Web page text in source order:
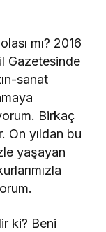
mı? 2016
Gazetesinde
sanat
Birkaç
On yıldan bu
yaşayan
ki? Beni